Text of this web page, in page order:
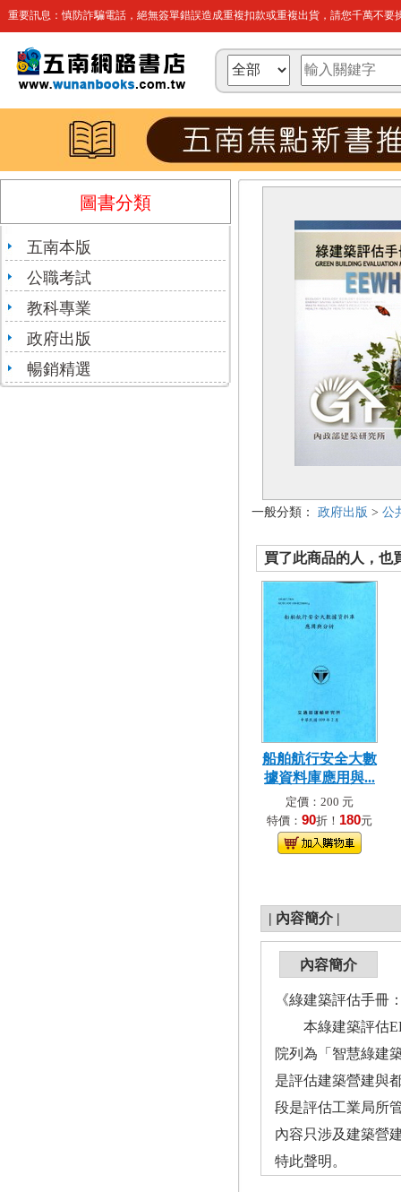
重要訊息：慎防詐騙電話，絕無簽單錯誤造成重複扣款或重複出貨，請您千萬不要
圖書分類
五南本版
公職考試
教科專業
政府出版
暢銷精選
一般分類： 政府出版 > 公
買了此商品的人，也
船舶航行安全大數
據資料庫應用與...
定價：200 元
特價： 90折！ 180元
| 內容簡介 |
內容簡介
《綠建築評估手冊
本綠建築評估
院列為「智慧綠建
是評估建築營建與
段是評估工業局所
內容只涉及建築營
特此聲明。